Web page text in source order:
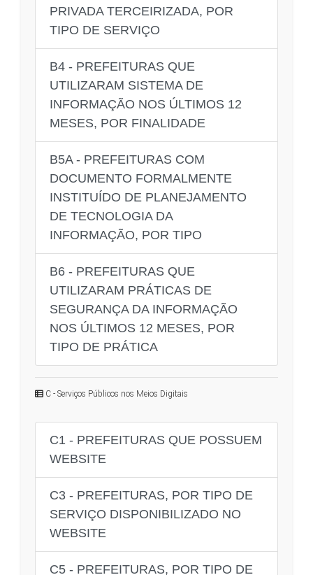
PRIVADA TERCEIRIZADA, POR
TIPO DE SERVIÇO
B4 - PREFEITURAS QUE
UTILIZARAM SISTEMA DE
INFORMAÇÃO NOS ÚLTIMOS 12
MESES, POR FINALIDADE
B5A - PREFEITURAS COM
DOCUMENTO FORMALMENTE
INSTITUÍDO DE PLANEJAMENTO
DE TECNOLOGIA DA
INFORMAÇÃO, POR TIPO
B6 - PREFEITURAS QUE
UTILIZARAM PRÁTICAS DE
SEGURANÇA DA INFORMAÇÃO
NOS ÚLTIMOS 12 MESES, POR
TIPO DE PRÁTICA
C - Serviços Públicos nos Meios Digitais
C1 - PREFEITURAS QUE POSSUEM
WEBSITE
C3 - PREFEITURAS, POR TIPO DE
SERVIÇO DISPONIBILIZADO NO
WEBSITE
C5 - PREFEITURAS, POR TIPO DE